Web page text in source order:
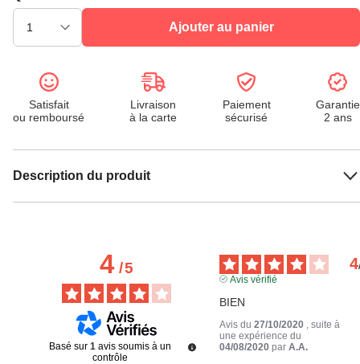
Ajouter au panier
Satisfait
ou remboursé
Livraison
à la carte
Paiement
sécurisé
Garantie
2 ans
Description du produit
4/5
Basé sur 1 avis soumis à un
contrôle
4
Avis vérifié
BIEN
Avis du27/10/2020
, suite à
une expérience du
04/08/2020 parA.A.